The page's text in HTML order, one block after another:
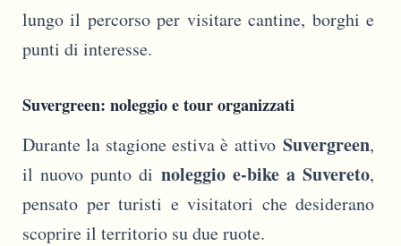
lungo il percorso per visitare cantine, borghi e
punti di interesse.
Suvergreen: noleggio e tour organizzati
Durante la stagione estiva è attivo Suvergreen,
il nuovo punto dinoleggio e-bike a Suvereto,
pensato per turisti e visitatori che desiderano
scoprire il territorio su due ruote.